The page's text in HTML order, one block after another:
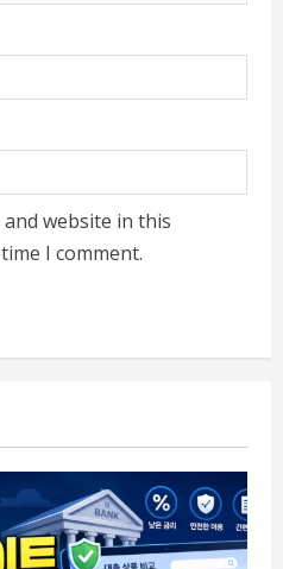
and website in this
I comment.